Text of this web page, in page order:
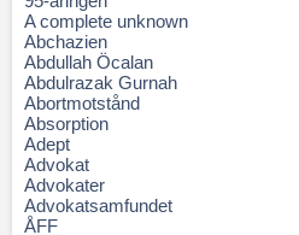
A complete unknown
Abchazien
Abdullah Öcalan
Abdulrazak Gurnah
Abortmotstånd
Absorption
Adept
Advokat
Advokater
Advokatsamfundet
ÅFF